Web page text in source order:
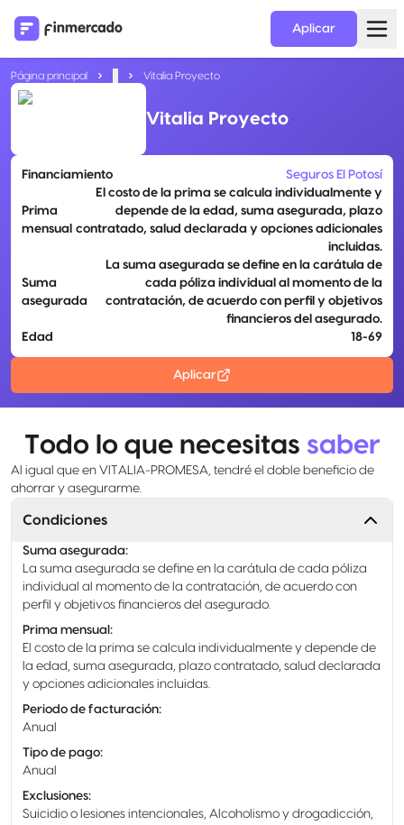
Aplicar
Página principal Vitalia Proyecto
Vitalia Proyecto
Financiamiento Seguros El Potosí
Prima
mensual
El costo de la prima se calcula individualmente y
depende de la edad, suma asegurada, plazo
contratado, salud declarada y opciones adicionales
incluidas.
Suma
asegurada
La suma asegurada se define en la carátula de
cada póliza individual al momento de la
contratación, de acuerdo con perfil y objetivos
financieros del asegurado.
Edad
18-69
Aplicar
Todo lo que necesitas saber
Al igual que en VITALIA-PROMESA, tendré el doble beneficio de
ahorrar y asegurarme.
Condiciones
Suma asegurada:
La suma asegurada se define en la carátula de cada póliza
individual al momento de la contratación, de acuerdo con
perfil y objetivos financieros del asegurado.
Prima mensual :
El costo de la prima se calcula individualmente y depende de
la edad, suma asegurada, plazo contratado, salud declarada
y opciones adicionales incluidas.
Periodo de facturación:
Anual
Tipo de pago:
Anual
Exclusiones:
Suicidio o lesiones intencionales, Alcoholismo y drogadicción,